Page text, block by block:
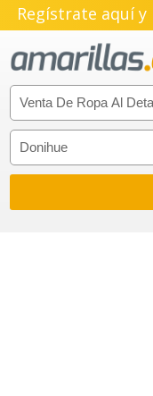
Regístrate aquí